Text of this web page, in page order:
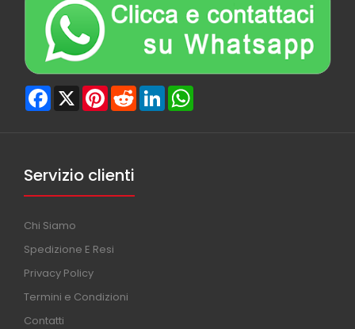
Facebook
X PinterestRedditLinkedIn
Servizio clienti
Chi Siamo
Spedizione E Resi
Privacy Policy
Termini e Condizioni
Contatti